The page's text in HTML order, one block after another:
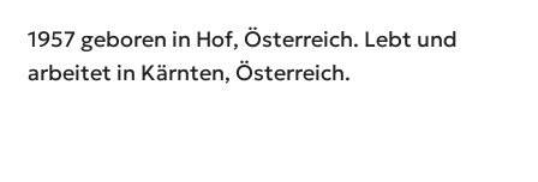
1957 geboren in Hof, Österreich. Lebt und
arbeitet in Kärnten, Österreich.